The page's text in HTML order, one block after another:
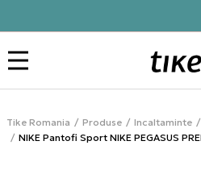
Tike Romania Produse Incaltaminte
NIKE Pantofi Sport NIKE PEGASUS